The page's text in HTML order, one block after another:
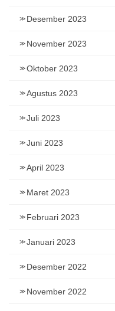
Desember 2023
November 2023
Oktober 2023
Agustus 2023
Juli 2023
Juni 2023
April 2023
Maret 2023
Februari 2023
Januari 2023
Desember 2022
November 2022